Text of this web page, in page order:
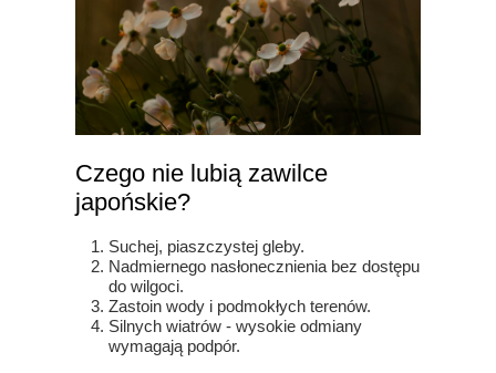
Czego nie lubią zawilce
japońskie?
Suchej, piaszczystej gleby.
Nadmiernego nasłonecznienia bez dostępu
do wilgoci.
Zastoin wody i podmokłych terenów.
Silnych wiatrów - wysokie odmiany
wymagają podpór.